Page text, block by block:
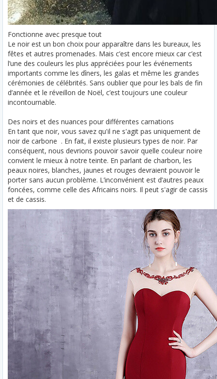
Fonctionne avec presque tout
Le noir est un bon choix pour apparaître dans les bureaux, les
fêtes et autres promenades. Mais c’est encore mieux car c’est
l’une des couleurs les plus appréciées pour les événements
importants comme les dîners, les galas et même les grandes
cérémonies de célébrités. Sans oublier que pour les bals de fin
d’année et le réveillon de Noël, c’est toujours une couleur
incontournable.
Des noirs et des nuances pour différentes carnations
En tant que noir, vous savez qu'il ne s'agit pas uniquement de
noir de carbone . En fait, il existe plusieurs types de noir. Par
conséquent, nous devrions pouvoir savoir quelle couleur noire
convient le mieux à notre teinte. En parlant de charbon, les
peaux noires, blanches, jaunes et rouges devraient pouvoir le
porter sans aucun problème. L’inconvénient est d’autres peaux
foncées, comme celle des Africains noirs. Il peut s'agir de cassis
et de cassis.